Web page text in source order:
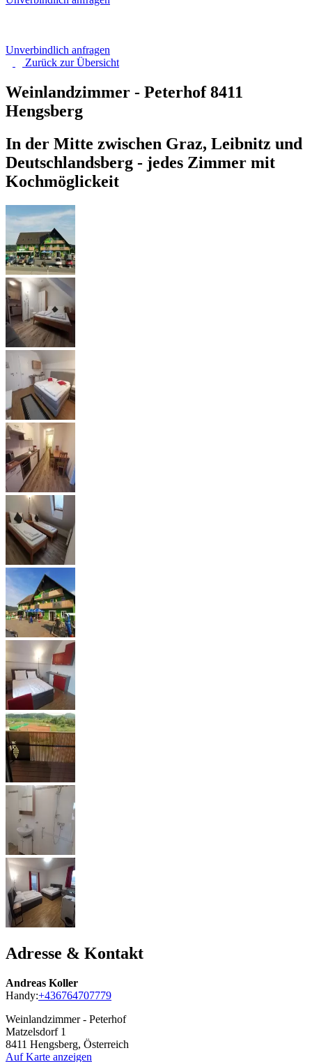
Unverbindlich anfragen
Zurück zurÜbersicht
Weinlandzimmer - Peterhof8411
Hengsberg
In der Mitte zwischen Graz, Leibnitz und
Deutschlandsberg - jedes Zimmer mit
Kochmöglickeit
Adresse & Kontakt
Andreas Koller
Handy:+436764707779
Weinlandzimmer - Peterhof
Matzelsdorf 1
8411 Hengsberg, Österreich
Auf Karte anzeigen